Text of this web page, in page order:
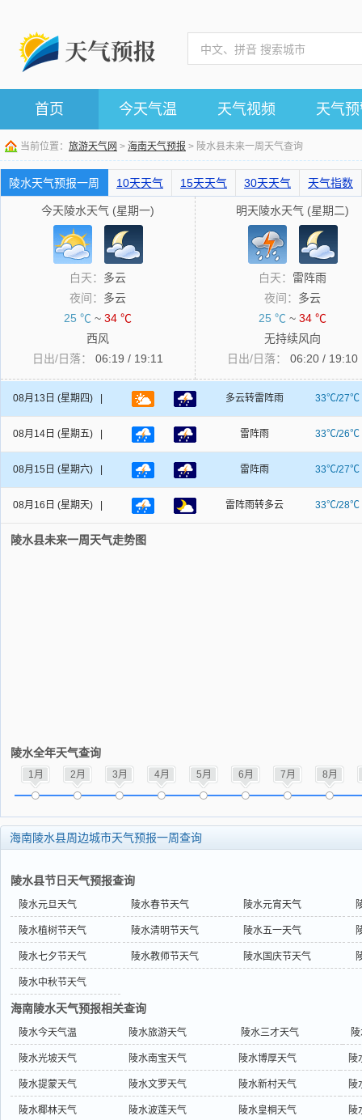
首页 今天气温 天气视频 天气
当前位置： 旅游天气网 > 海南天气预报 > 陵水县未来一周天气查询
陵水天气预报一周 10天天气 15天天气 30天天气 天气指数
今天陵水天气 (星期一)
白天： 多云
夜间： 多云
25 ℃ ~ 34 ℃
西风
日出/日落：
06:19 / 19:11
明天陵水天气 (星期二)
白天： 雷阵雨
夜间： 多云
25 ℃ ~ 34 ℃
无持续风向
日出/日落：
06:20 / 19:10
08月13日 (星期四) | 多云转雷阵雨 33℃/27℃
08月14日 (星期五) | 雷阵雨 33℃/26℃
08月15日 (星期六) | 雷阵雨 33℃/27℃
08月16日 (星期天) | 雷阵雨转多云 33℃/28℃
陵水县未来一周天气走势图
陵水全年天气查询
1月 2月 3月 4月 5月 6月 7月 8月
海南陵水县周边城市天气预报一周查询
陵水县节日天气预报查询
陵水元旦天气 陵水春节天气 陵水元宵天气
陵水植树节天气 陵水清明节天气 陵水五一天气
陵水七夕节天气 陵水教师节天气 陵水国庆节天气
陵水中秋节天气
海南陵水天气预报相关查询
陵水今天气温 陵水旅游天气 陵水三才天气
陵水光坡天气 陵水南宝天气 陵水博厚天气 陵
陵水提蒙天气 陵水文罗天气 陵水新村天气 陵
陵水椰林天气 陵水波莲天气 陵水皇桐天气 陵